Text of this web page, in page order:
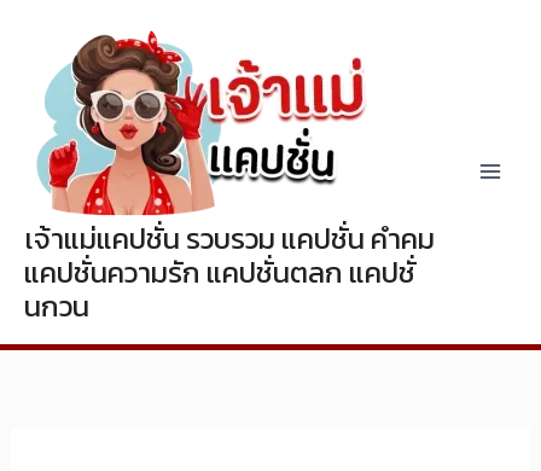
content
เจ้าแม่แคปชั่น รวบรวม แคปชั่น คำคม
แคปชั่นความรัก แคปชั่นตลก แคปชั่
นกวน